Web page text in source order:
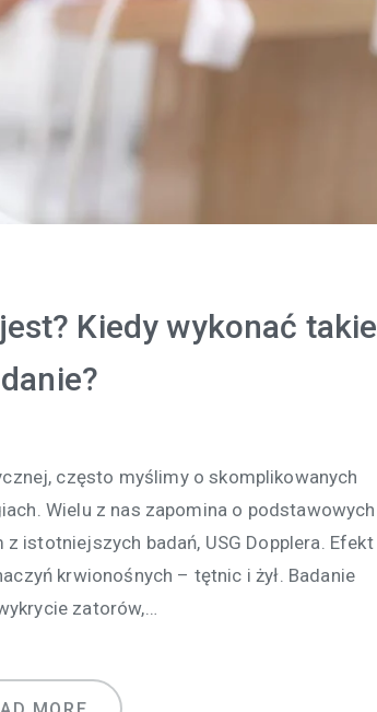
Kiedy wykonać takie
często myślimy o skomplikowanych
Wielu z nas zapomina o podstawowych
istotniejszych badań, USG Dopplera. Efekt
krwionośnych – tętnic i żył. Badanie
zatorów,…